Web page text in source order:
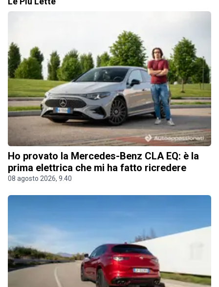
Ho provato la Mercedes-Benz CLA EQ: è la
prima elettrica che mi ha fatto ricredere
08 agosto 2026, 9.40